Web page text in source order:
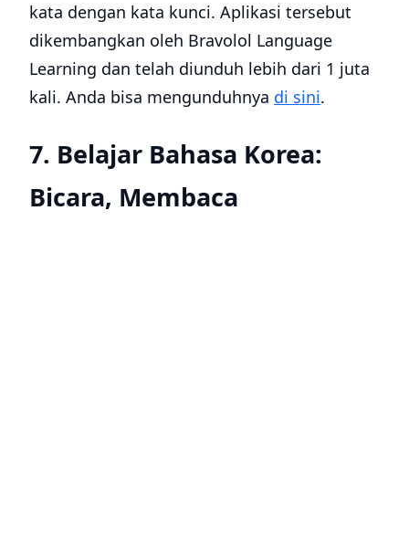
kata dengan kata kunci. Aplikasi tersebut
dikembangkan oleh Bravolol Language
Learning dan telah diunduh lebih dari 1 juta
kali. Anda bisa mengunduhnya di sini.
7. Belajar Bahasa Korea:
Bicara, Membaca